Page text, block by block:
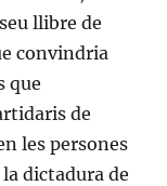
llibre de
convindria
que
de
les persones
dictadura de